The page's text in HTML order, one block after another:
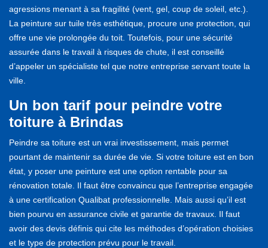
agressions menant à sa fragilité (vent, gel, coup de soleil, etc.).
La peinture sur tuile très esthétique, procure une protection, qui
offre une vie prolongée du toit. Toutefois, pour une sécurité
assurée dans le travail à risques de chute, il est conseillé
d’appeler un spécialiste tel que notre entreprise servant toute la
ville.
Un bon tarif pour peindre votre
toiture à Brindas
Peindre sa toiture est un vrai investissement, mais permet
pourtant de maintenir sa durée de vie. Si votre toiture est en bon
état, y poser une peinture est une option rentable pour sa
rénovation totale. Il faut être convaincu que l’entreprise engagée
à une certification Qualibat professionnelle. Mais aussi qu’il est
bien pourvu en assurance civile et garantie de travaux. Il faut
avoir des devis définis qui cite les méthodes d’opération choisies
et le type de protection prévu pour le travail.